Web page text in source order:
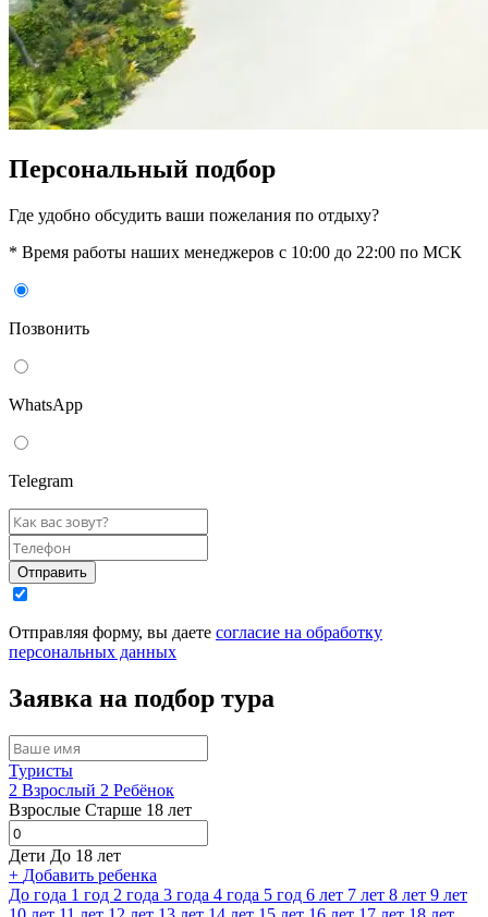
Персональный подбор
Где удобно обсудить ваши пожелания по отдыху?
* Время работы наших менеджеров с 10:00 до 22:00 по МСК
Позвонить
WhatsАpp
Telegram
Отправить
Отправляя форму, вы даете согласие на обработку
персональных данных
Заявка на подбор тура
Туристы
2 Взрослый 2 Ребёнок
Взрослые Старше 18 лет
Дети До 18 лет
+ Добавить ребенка
До года 1 год 2 года 3 года 4 года 5 год 6 лет 7 лет 8 лет 9 лет